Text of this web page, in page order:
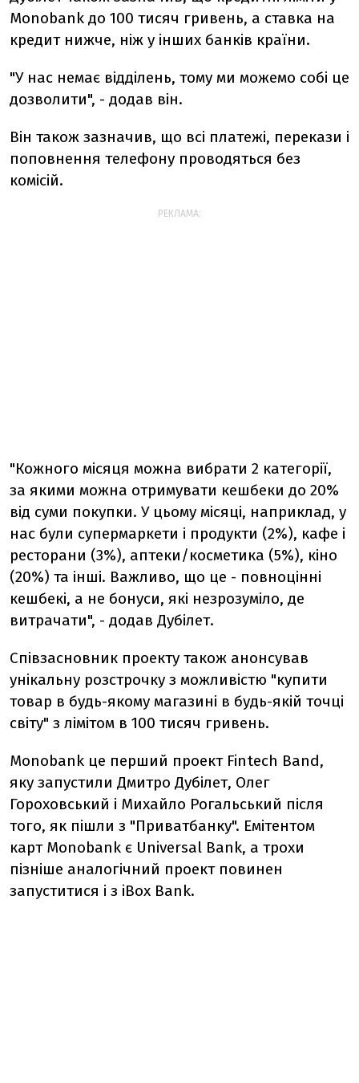
Monobank до 100 тисяч гривень, а ставка на
кредит нижче, ніж у інших банків країни.
"У нас немає відділень, тому ми можемо собі це
дозволити", - додав він.
Він також зазначив, що всі платежі, перекази і
поповнення телефону проводяться без
комісій.
РЕКЛАМА:
"Кожного місяця можна вибрати 2 категорії,
за якими можна отримувати кешбеки до 20%
від суми покупки. У цьому місяці, наприклад, у
нас були супермаркети і продукти (2%), кафе і
ресторани (3%), аптеки/косметика (5%), кіно
(20%) та інші. Важливо, що це - повноцінні
кешбекі, а не бонуси, які незрозуміло, де
витрачати", - додав Дубілет.
Співзасновник проекту також анонсував
унікальну розстрочку з можливістю "купити
товар в будь-якому магазині в будь-якій точці
світу" з лімітом в 100 тисяч гривень.
Monobank це перший проект Fintech Band,
яку запустили Дмитро Дубілет, Олег
Гороховський і Михайло Рогальський після
того, як пішли з "Приватбанку". Емітентом
карт Monobank є Universal Bank, а трохи
пізніше аналогічний проект повинен
запуститися і з iBox Bank.